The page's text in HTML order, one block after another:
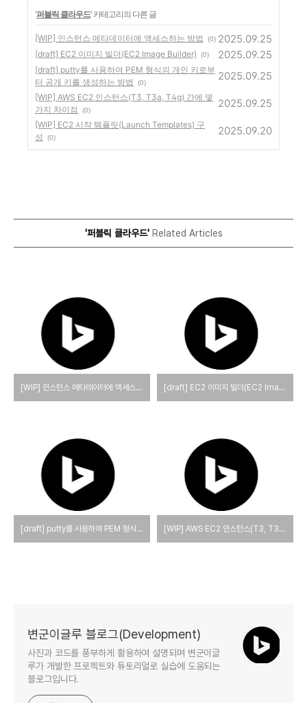
'퍼블릭 클라우드' 카테고리의 다른 글
[WIP] 인스턴스 메타데이터에 액세스하는 방법 (0) 2025.09.25
[draft] EC2 이미지 빌더(EC2 Image Builder) (0) 2025.09.25
[draft] putty를 사용하여 PEM 형식의 개인 키로부
터 공개 키를 생성하는 방법
(0)
2025.09.25
[WIP] AWS EC2 인스턴스(T3, T3a, T4g) 간에 몇
가지 차이점
(0)
2025.09.25
[WIP] EC2 시작 템플릿(Launch Templates) 구
성
(0)
2025.09.20
'퍼블릭 클라우드'Related Articles
[WIP] 인스턴스 메타데이터에 액세스하는 방법 [draft] EC2 이미지 빌더(EC2 Image Builder)
[draft] putty를 사용하여 PEM 형식의 개인 키로부터 공개 키를 생성하는 방법 [WIP] AWS EC2 인스턴스(T3, T3a, T4g) 간에 몇 가지 차이점
변군이글루 블로그(Development)
사진과 코드를 풍부하게 활용하여 설명되며 변군이글
루가 개발한 프로젝트와 튜토리얼로 실습에 도움되는
블로그입니다.